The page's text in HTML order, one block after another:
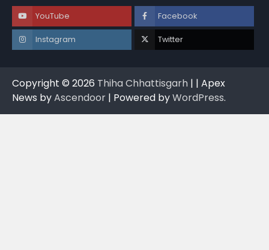
YouTube Facebook
Instagram Twitter
Copyright © 2026 Thiha Chhattisgarh | | Apex
News byAscendoor | Powered byWordPress.